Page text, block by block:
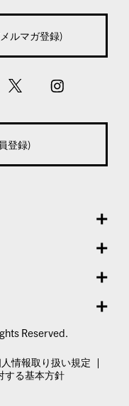
ルマガ登録)
登録)
Reserved.
情報取り扱い規定
する基本方針